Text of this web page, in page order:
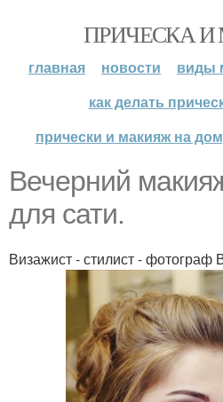
ПРИЧЕСКА
главная новости
виды
как делать
прически и макияж на
Вечерний
для сати.
Визажист - стилист - фотограф